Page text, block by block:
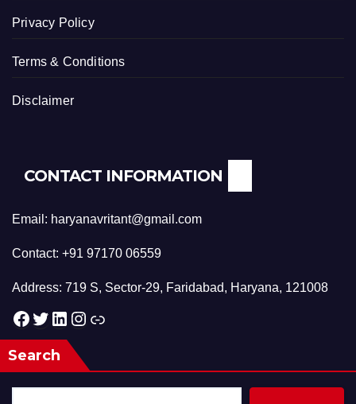
Privacy Policy
Terms & Conditions
Disclaimer
CONTACT INFORMATION
Email: haryanavritant@gmail.com
Contact: +91 97170 06559
Address: 719 S, Sector-29, Faridabad, Haryana, 121008
Facebook Twitter LinkedIn Instagram Link
Search